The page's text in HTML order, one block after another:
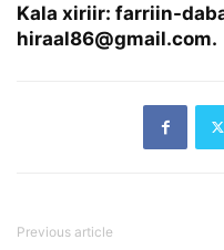
Kala xiriir: farriin-
hiraal86@gmail.com.
Previous article